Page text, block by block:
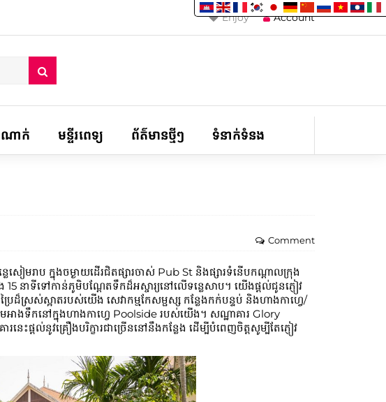
Account
Enjoy
ណាក់ មន្ទីរពេទ្យ ព័ត៌មានថ្មីៗ ទំនាក់ទំនង
Comment
រាប ក្នុងចម្ងាយដើរជិតផ្សារចាស់ Pub St និងផ្សារទំនើបកណ្តាលក្រុង
នាទីទៅកាន់ភូមិបណ្តែតទឹកដ៏អស្ចារ្យនៅលើទន្លេសាប។ យើងផ្តល់ជូនភ្ញៀវ
ស្រស់ស្អាតរបស់យើង សេវាកម្មកែសម្ផស្ស កន្លែងកក់បន្ទប់ និងហាងកាហ្វេ/
ាងទឹកនៅក្នុងហាងកាហ្វេ Poolside របស់យើង។ សណ្ឋាគារ Glory
ផ្តល់នូវគ្រឿងបរិក្ខារជាច្រើននៅនឹងកន្លែង ដើម្បីបំពេញចិត្តសូម្បីតែភ្ញៀវ